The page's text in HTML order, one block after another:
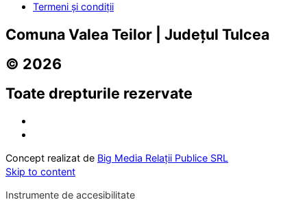
Termeni și condiții
Comuna Valea Teilor | Județul Tulcea
© 2026
Toate drepturile rezervate
Concept realizat de Big Media Relații Publice SRL
Skip to content
Instrumente de accesibilitate